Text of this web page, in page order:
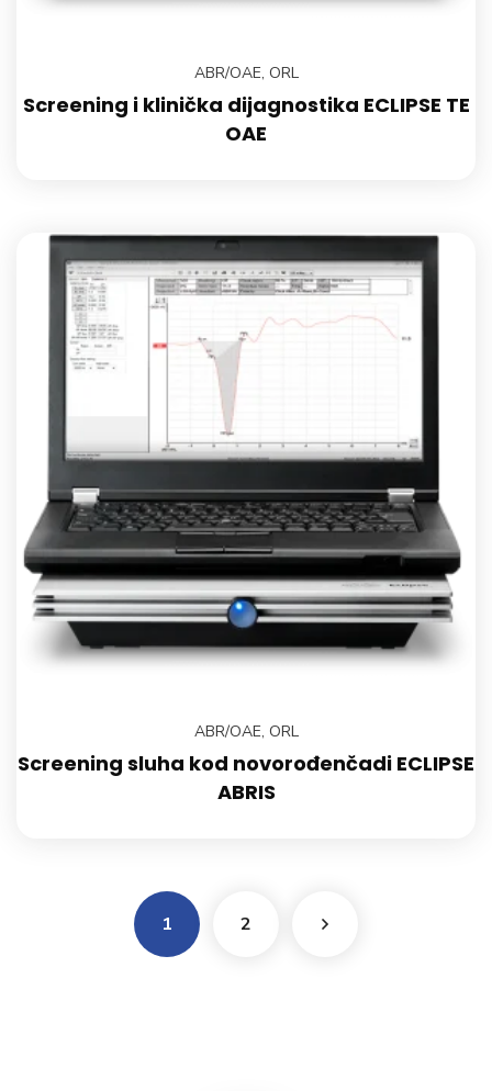
ABR/OAE, ORL
Screening i klinička dijagnostika ECLIPSE TE
OAE
ABR/OAE, ORL
Screening sluha kod novorođenčadi ECLIPSE
ABRIS
1 2